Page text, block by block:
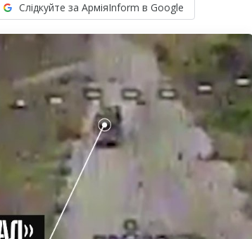
Слідкуйте за АрміяInform в Google